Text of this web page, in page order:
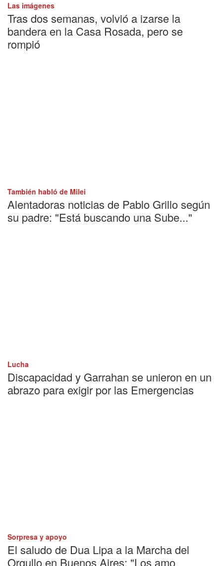
Las imágenes
Tras dos semanas, volvió a izarse la
bandera en la Casa Rosada, pero se
rompió
También habló de Milei
Alentadoras noticias de Pablo Grillo según
su padre: "Está buscando una Sube..."
Lucha
Discapacidad y Garrahan se unieron en un
abrazo para exigir por las Emergencias
Sorpresa y apoyo
El saludo de Dua Lipa a la Marcha del
Orgullo en Buenos Aires: "Los amo